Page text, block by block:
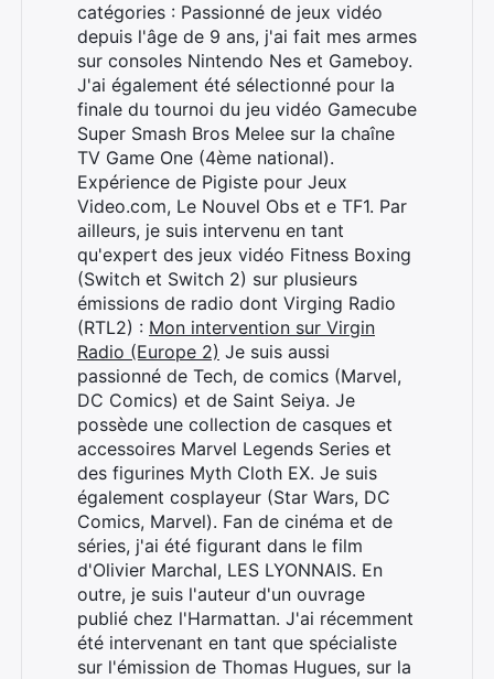
catégories : Passionné de jeux vidéo
depuis l'âge de 9 ans, j'ai fait mes armes
sur consoles Nintendo Nes et Gameboy.
J'ai également été sélectionné pour la
finale du tournoi du jeu vidéo Gamecube
Super Smash Bros Melee sur la chaîne
TV Game One (4ème national).
Expérience de Pigiste pour Jeux
Video.com, Le Nouvel Obs et e TF1. Par
ailleurs, je suis intervenu en tant
qu'expert des jeux vidéo Fitness Boxing
(Switch et Switch 2) sur plusieurs
émissions de radio dont Virging Radio
(RTL2) : Mon intervention sur Virgin
Radio (Europe 2) Je suis aussi
passionné de Tech, de comics (Marvel,
DC Comics) et de Saint Seiya. Je
possède une collection de casques et
accessoires Marvel Legends Series et
des figurines Myth Cloth EX. Je suis
également cosplayeur (Star Wars, DC
Comics, Marvel). Fan de cinéma et de
séries, j'ai été figurant dans le film
d'Olivier Marchal, LES LYONNAIS. En
outre, je suis l'auteur d'un ouvrage
publié chez l'Harmattan. J'ai récemment
été intervenant en tant que spécialiste
sur l'émission de Thomas Hugues, sur la